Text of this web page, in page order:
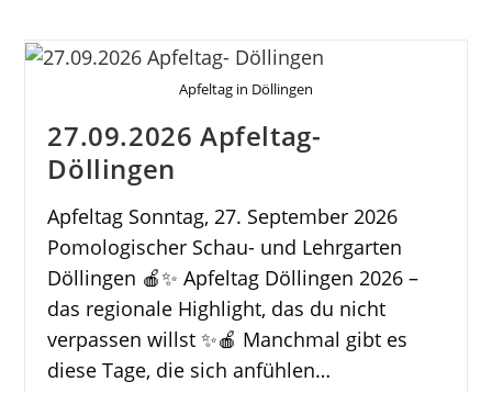
Apfeltag in Döllingen
27.09.2026 Apfeltag-
Döllingen
Apfeltag Sonntag, 27. September 2026
Pomologischer Schau- und Lehrgarten
Döllingen 🍎✨ Apfeltag Döllingen 2026 –
das regionale Highlight, das du nicht
verpassen willst ✨🍎 Manchmal gibt es
diese Tage, die sich anfühlen…